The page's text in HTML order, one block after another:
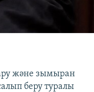
және зымыран
беру туралы